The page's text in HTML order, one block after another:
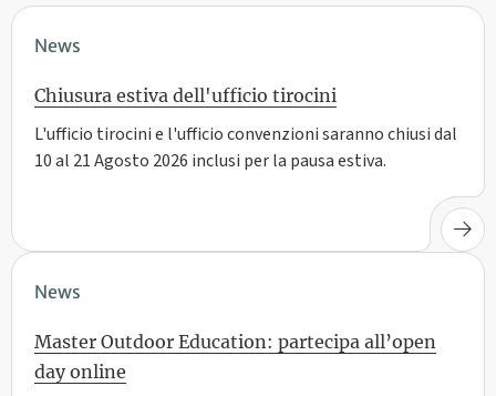
News
Chiusura estiva dell'ufficio tirocini
L'ufficio tirocini e l'ufficio convenzioni saranno chiusi dal
10 al 21 Agosto 2026 inclusi per la pausa estiva.
News
Master Outdoor Education: partecipa all’open
day online